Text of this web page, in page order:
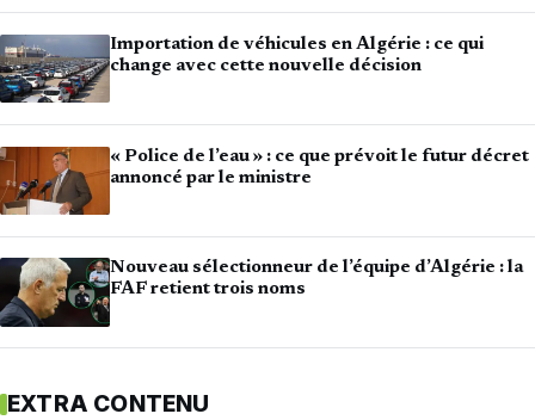
Importation de véhicules en Algérie : ce qui
change avec cette nouvelle décision
« Police de l’eau » : ce que prévoit le futur décret
annoncé par le ministre
Nouveau sélectionneur de l’équipe d’Algérie : la
FAF retient trois noms
EXTRA CONTENU